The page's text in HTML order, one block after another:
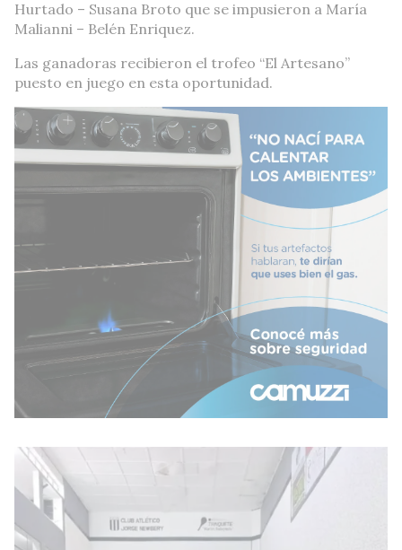
Hurtado – Susana Broto que se impusieron a María
Malianni – Belén Enriquez.
Las ganadoras recibieron el trofeo “El Artesano”
puesto en juego en esta oportunidad.